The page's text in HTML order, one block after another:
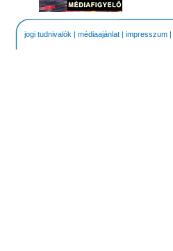
jogi tudnivalók | médiaajánlat | impresszum |